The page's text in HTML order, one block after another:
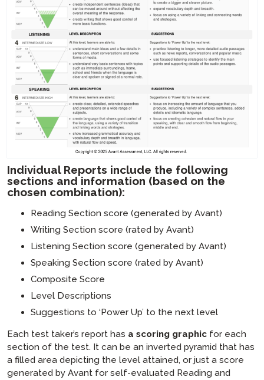
Individual Reports include the following
sections and information (based on the
chosen combination):
Reading Section score (generated by Avant)
Writing Section score (rated by Avant)
Listening Section score (generated by Avant)
Speaking Section score (rated by Avant)
Composite Score
Level Descriptions
Suggestions to ‘Power Up’ to the next level
Each test taker’s report has a scoring graphic for each
section of the test. It can be an inverted pyramid that has
a filled area depicting the level attained, or just a score
generated by Avant for self-evaluated Reading and